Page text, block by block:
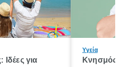
για
Υγεία
Κνησμός: